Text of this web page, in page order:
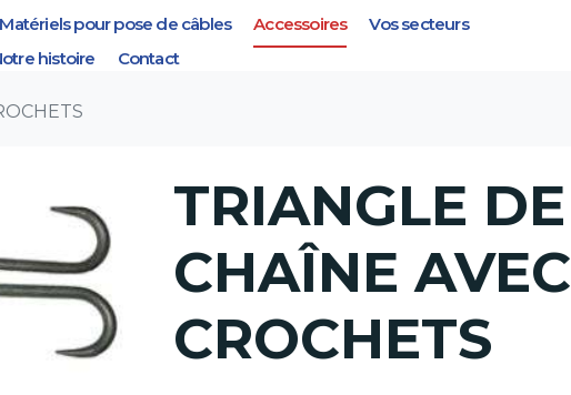
Matériels pour pose de câbles Accessoires
Vos secteurs
histoire
Contact
CROCHETS
TRIANGLE DE
CHAÎNE AVEC
CROCHETS